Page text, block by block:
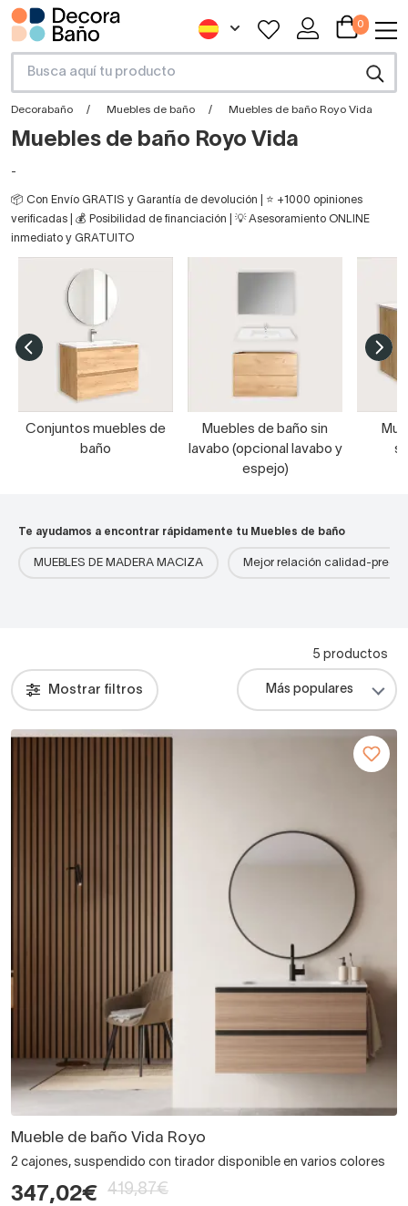
0
Decorabaño Muebles de baño Muebles de baño Royo Vida
Muebles de baño Royo Vida
-
📦 Con Envío GRATIS y Garantía de devolución | ⭐ +1000 opiniones
verificadas | 💰 Posibilidad de financiación | 💡 Asesoramiento ONLINE
inmediato y GRATUITO
Conjuntos muebles de
baño
Muebles de baño sin
lavabo (opcional lavabo y
espejo)
Te ayudamos a encontrar rápidamente tu Muebles de baño
MUEBLES DE MADERA MACIZA Mejor relación calidad-precio
Mostrar filtros
5 productos
Mueble de baño Vida Royo
2 cajones, suspendido con tirador disponible en varios colores
347,02€ 419,87€